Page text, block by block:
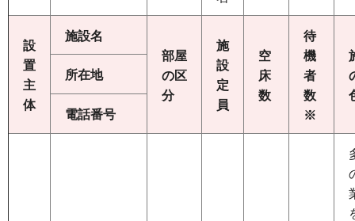
設
置
主
体
施設名
部屋
の区
分
施
設
定
員
空
床
数
待
機
者
数
※
所在地
電話番号